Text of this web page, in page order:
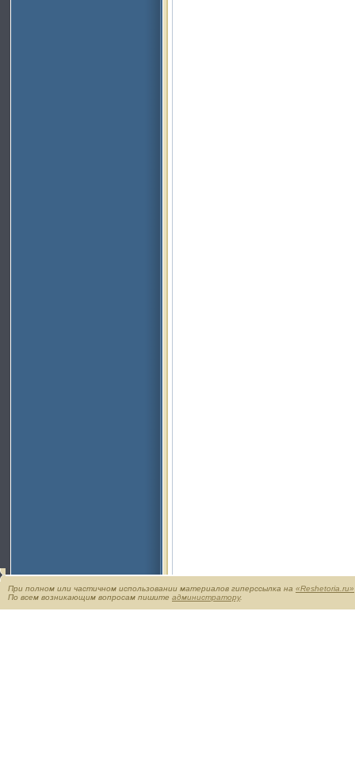
При полном или частичном использовании материалов гиперссылка на «Reshetoria.ru»
По всем возникающим вопросам пишите администратору.